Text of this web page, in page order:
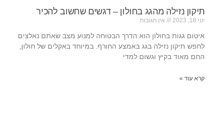
תיקון נזילה מהגג בחולון – דגשים שחשוב להכיר
יוני 18, 2023 אין תגובות
איטום גגות בחולון הוא הדרך הבטוחה למנוע מצב שאתם נאלצים
לחפש תיקון נזילה בגג באמצע החורף. במיוחד באקלים של חולון,
החם מאוד בקיץ וגשום למדי
קרא עוד »